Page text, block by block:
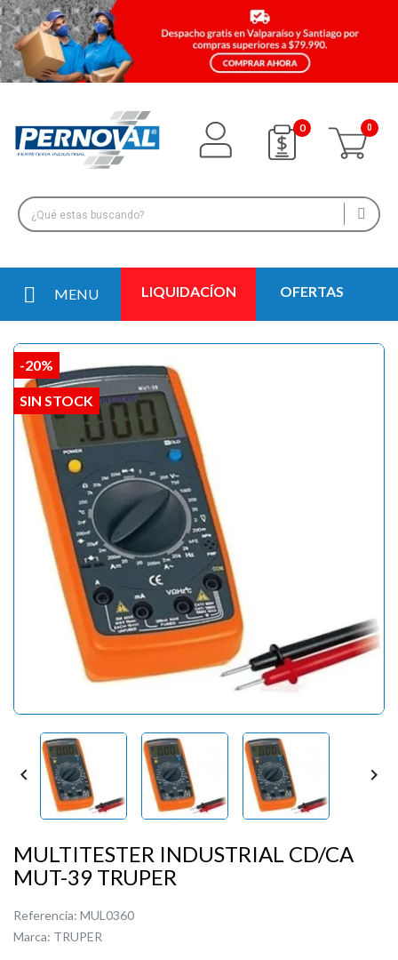
0
MENU LIQUIDACÍON OFERTAS
-20%
SIN STOCK
 
MULTITESTER INDUSTRIAL CD/CA
MUT-39 TRUPER
Referencia: MUL0360
Marca: TRUPER